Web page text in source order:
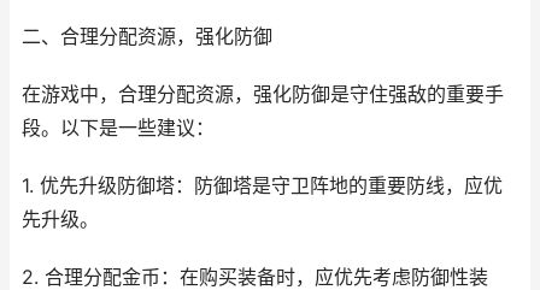
二、合理分配资源，强化防御
在游戏中，合理分配资源，强化防御是守住强敌的重要手
段。以下是一些建议：
1. 优先升级防御塔：防御塔是守卫阵地的重要防线，应优
先升级。
2. 合理分配金币：在购买装备时，应优先考虑防御性装